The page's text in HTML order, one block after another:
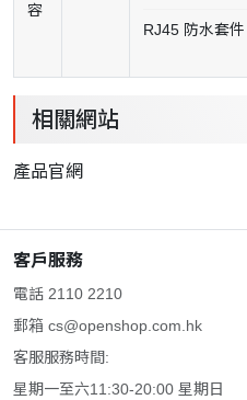
容
RJ45 防水套件
相關網站
產品官網
客戶服務
電話 2110 2210
郵箱 cs@openshop.com.hk
客服服務時間:
星期一至六11:30-20:00 星期日